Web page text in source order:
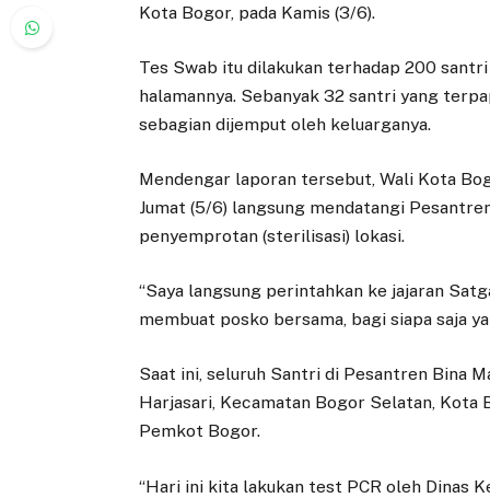
Kota Bogor, pada Kamis (3/6).
Tes Swab itu dilakukan terhadap 200
halamannya. Sebanyak 32 santri yang
sebagian dijemput oleh keluarganya.
Mendengar laporan tersebut, Wali Kota
Jumat (5/6) langsung mendatangi
penyemprotan (sterilisasi) lokasi.
“Saya langsung perintahkan ke jajaran
membuat posko bersama, bagi siapa saja
Saat ini, seluruh Santri di Pesantren Bina
Harjasari, Kecamatan Bogor Selatan,
Pemkot Bogor.
“Hari ini kita lakukan test PCR oleh Dinas